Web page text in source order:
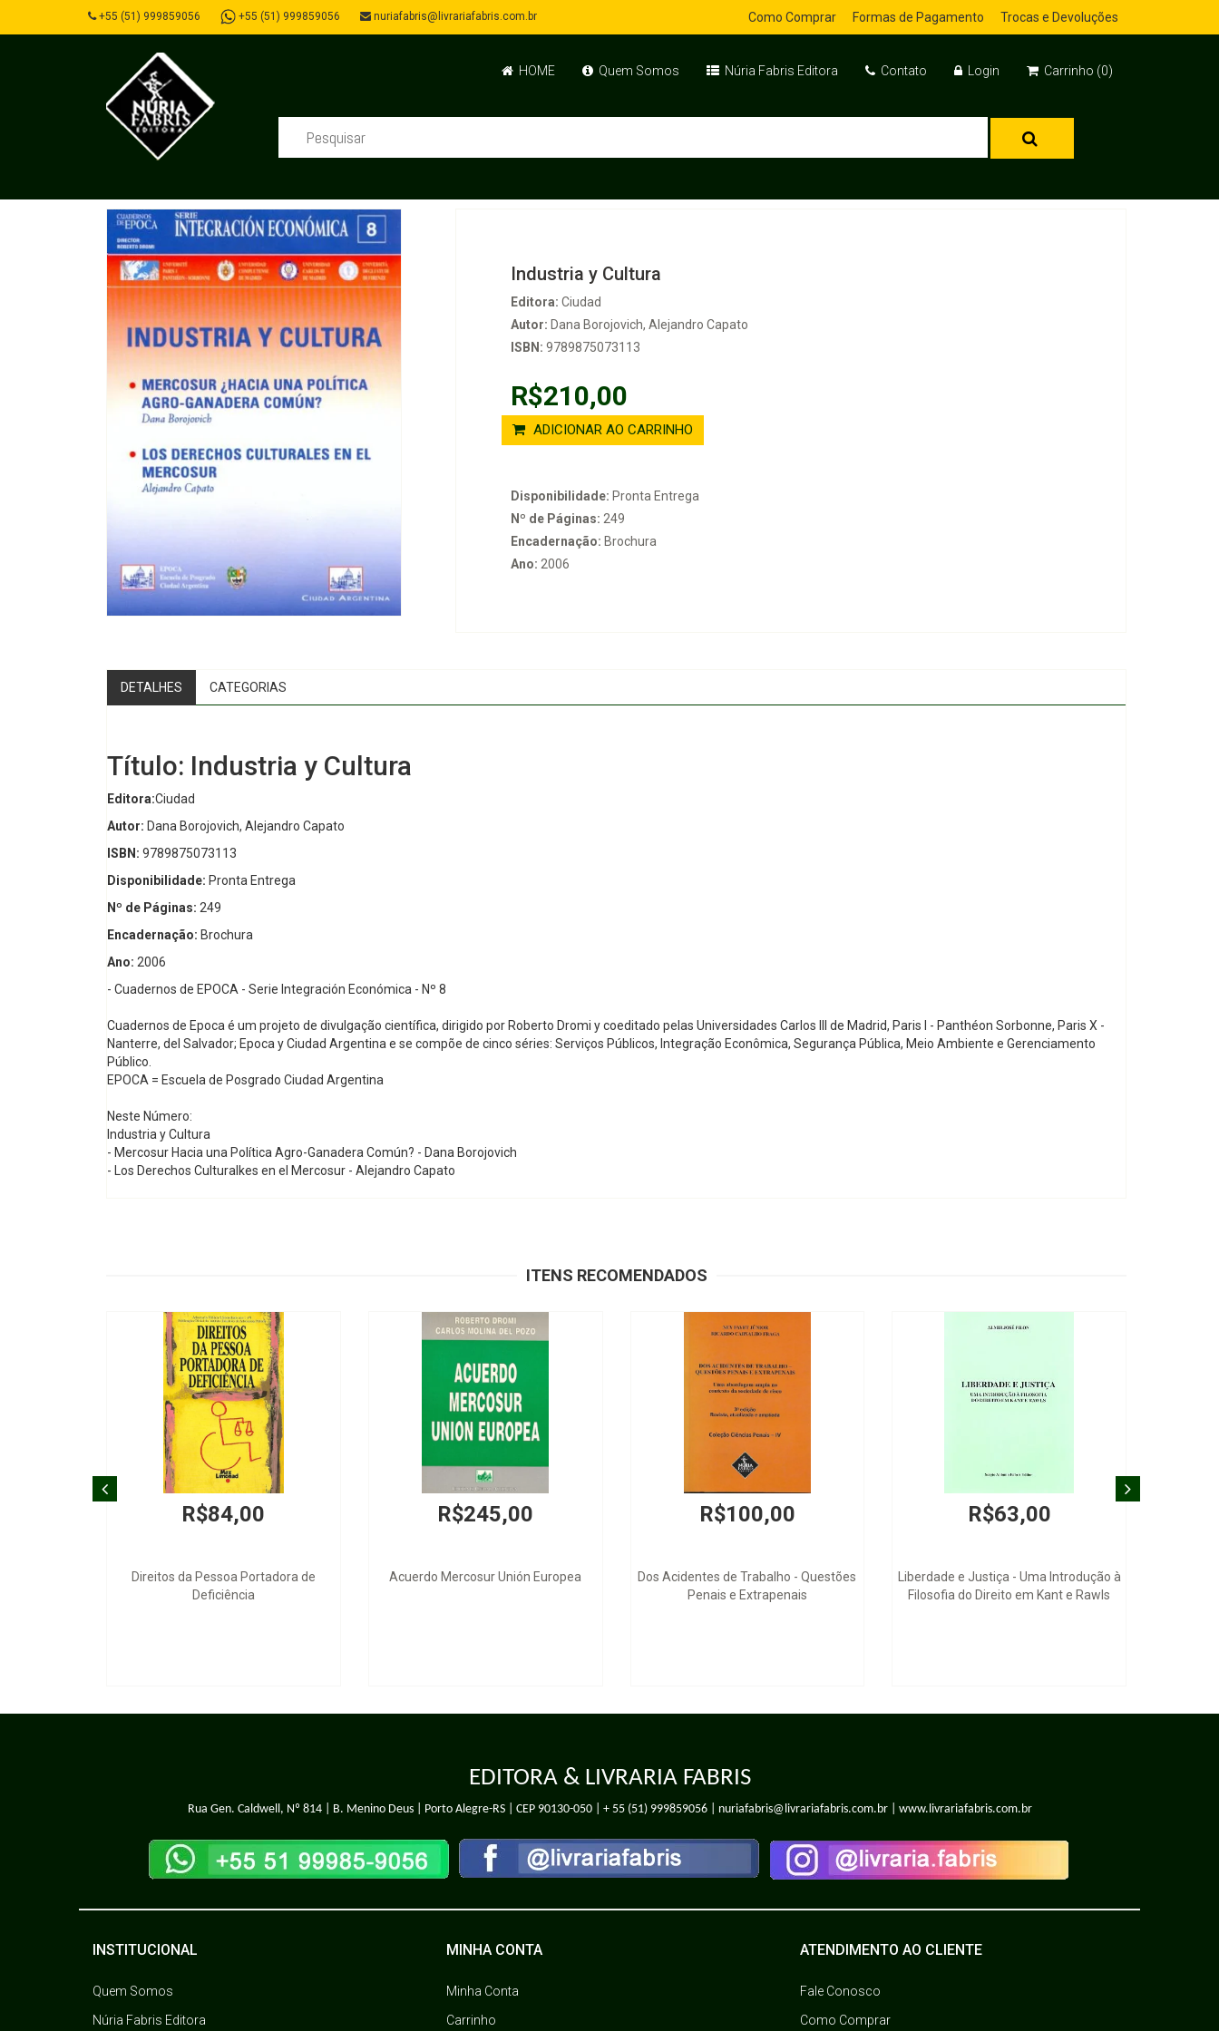
+55 (51) 999859056 +55 (51) 999859056 nuriafabris@livrariafabris.com.br Como Comprar Formas de Pagamento Trocas e Devoluções
HOME Quem Somos Núria Fabris Editora Contato Login Carrinho (0)
Industria y Cultura
Editora: Ciudad
Autor: Dana Borojovich, Alejandro Capato
ISBN: 9789875073113
R$210,00
ADICIONAR AO CARRINHO
Disponibilidade: Pronta Entrega
Nº de Páginas: 249
Encadernação: Brochura
Ano: 2006
DETALHES CATEGORIAS
Título: Industria y Cultura
Editora:Ciudad
Autor: Dana Borojovich, Alejandro Capato
ISBN: 9789875073113
Disponibilidade: Pronta Entrega
Nº de Páginas: 249
Encadernação: Brochura
Ano: 2006
- Cuadernos de EPOCA - Serie Integración Económica - Nº 8
Cuadernos de Epoca é um projeto de divulgação científica, dirigido por Roberto Dromi y coeditado pelas Universidades Carlos III de Madrid, Paris I - Panthéon Sorbonne, Paris X -
Nanterre, del Salvador; Epoca y Ciudad Argentina e se compõe de cinco séries: Serviços Públicos, Integração Econômica, Segurança Pública, Meio Ambiente e Gerenciamento
Público.
EPOCA = Escuela de Posgrado Ciudad Argentina
Neste Número:
Industria y Cultura
- Mercosur Hacia una Política Agro-Ganadera Común? - Dana Borojovich
- Los Derechos Culturalkes en el Mercosur - Alejandro Capato
ITENS RECOMENDADOS
R$84,00
Direitos da Pessoa Portadora de
Deficiência
R$245,00
Acuerdo Mercosur Unión Europea
R$100,00
Dos Acidentes de Trabalho - Questões
Penais e Extrapenais
R$63,00
Liberdade e Justiça - Uma Introdução à
Filosofia do Direito em Kant e Rawls
EDITORA & LIVRARIA FABRIS
Rua Gen. Caldwell, Nº 814 | B. Menino Deus | Porto Alegre-RS | CEP 90130-050 | + 55 (51) 999859056| nuriafabris@livrariafabris.com.br | www.livrariafabris.com.br
INSTITUCIONAL
Quem Somos
Núria Fabris Editora
MINHA CONTA
Minha Conta
Carrinho
ATENDIMENTO AO CLIENTE
Fale Conosco
Como Comprar